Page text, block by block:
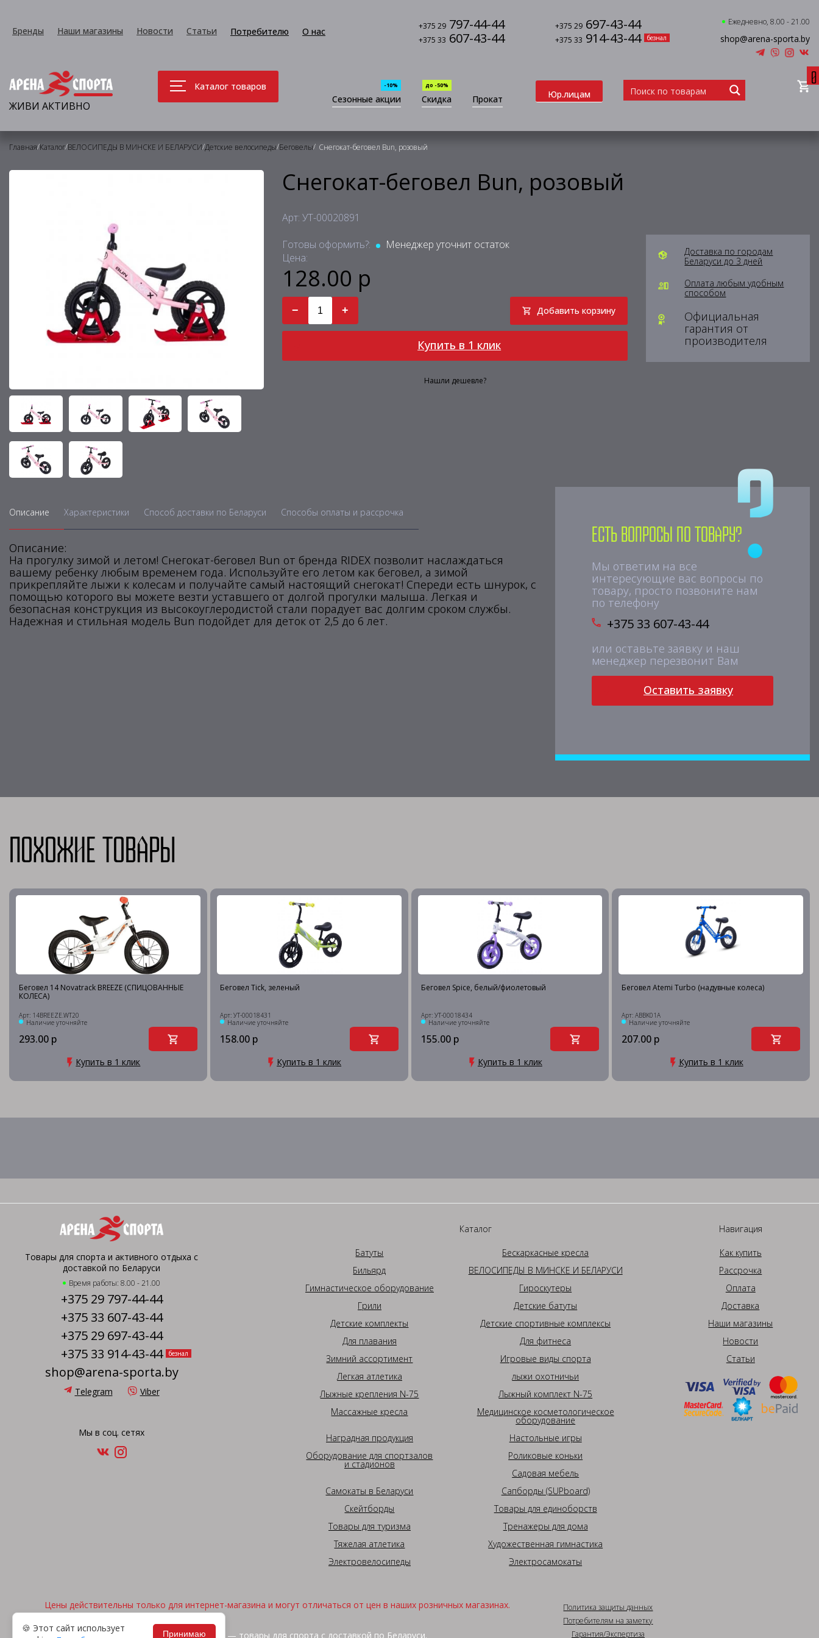
Бренды Наши магазины Новости Статьи Потребителю О нас +375 29 797-44-44 +375 29 697-43-44
+375 33 607-43-44 +375 33 914-43-44 безнал
Ежедневно, 8.00 - 21.00
shop@arena-sporta.by
ЖИВИ АКТИВНО
Каталог товаров
Сезонные акции
-10%
Скидка
до -50%
Прокат Юр.лицам
0
Главная/Каталог/ВЕЛОСИПЕДЫ В МИНСКЕ И БЕЛАРУСИ/Детские велосипеды/Беговелы/ Снегокат-беговел Bun, розовый
Снегокат-беговел Bun, розовый
Арт: УТ-00020891
Готовы оформить?:
Менеджер уточнит остаток
Цена:
128.00 р
− + Добавить корзину
Купить в 1 клик
Нашли дешевле?
Доставка по городам
Беларуси до 3 дней
Оплата любым удобным
способом
Официальная
гарантия от
производителя
Описание Характеристики Способ доставки по Беларуси Способы оплаты и рассрочка
Описание:
На прогулку зимой и летом! Снегокат-беговел Bun от бренда RIDEX позволит наслаждаться
вашему ребенку любым временем года. Используйте его летом как беговел, а зимой
прикрепляйте лыжи к колесам и получайте самый настоящий снегокат! Спереди есть шнурок, с
помощью которого вы можете везти уставшего от долгой прогулки малыша. Легкая и
безопасная конструкция из высокоуглеродистой стали порадует вас долгим сроком службы.
Надежная и стильная модель Bun подойдет для деток от 2,5 до 6 лет.
Есть вопросы по товару?
Мы ответим на все
интересующие вас вопросы по
товару, просто позвоните нам
по телефону
+375 33 607-43-44
или оставьте заявку и наш
менеджер перезвонит Вам
Оставить заявку
Похожие товары
Беговел 14 Novatrack BREEZE (СПИЦОВАННЫЕ
КОЛЕСА)
Арт: 14BREEZE.WT20
Наличие уточняйте
293.00 р
Купить в 1 клик
Беговел Tick, зеленый
Арт: УТ-00018431
Наличие уточняйте
158.00 р
Купить в 1 клик
Беговел Spice, белый/фиолетовый
Арт: УТ-00018434
Наличие уточняйте
155.00 р
Купить в 1 клик
Беговел Atemi Turbo (надувные колеса)
Арт: ABBK01A
Наличие уточняйте
207.00 р
Купить в 1 клик
Товары для спорта и активного отдыха с
доставкой по Беларуси
Время работы: 8.00 - 21.00
+375 29 797-44-44
+375 33 607-43-44
+375 29 697-43-44
+375 33 914-43-44
безнал
shop@arena-sporta.by
Telegram Viber
Мы в соц. сетях
Каталог
Батуты
Бескаркасные кресла
Бильярд
ВЕЛОСИПЕДЫ В МИНСКЕ И БЕЛАРУСИ
Гимнастическое оборудование
Гироскутеры
Грили
Детские батуты
Детские комплекты
Детские спортивные комплексы
Для плавания
Для фитнеса
Зимний ассортимент
Игровые виды спорта
Легкая атлетика
лыжи охотничьи
Лыжные крепления N-75
Лыжный комплект N-75
Массажные кресла
Медицинское косметологическое
оборудование
Наградная продукция
Настольные игры
Оборудование для спортзалов
и стадионов
Роликовые коньки
Садовая мебель
Самокаты в Беларуси
Сапборды (SUPboard)
Скейтборды
Товары для единоборств
Товары для туризма
Тренажеры для дома
Тяжелая атлетика
Художественная гимнастика
Электровелосипеды
Электросамокаты
Навигация
Как купить
Рассрочка
Оплата
Доставка
Наши магазины
Новости
Статьи
Цены действительны только для интернет-магазина и могут отличаться от цен в наших розничных магазинах.
2026, © "Арена спорта" — товары для спорта с доставкой по Беларуси.
Политика защиты данных
Потребителям на заметку
Гарантия/Экспертиза
🍪 Этот сайт использует
Принимаю